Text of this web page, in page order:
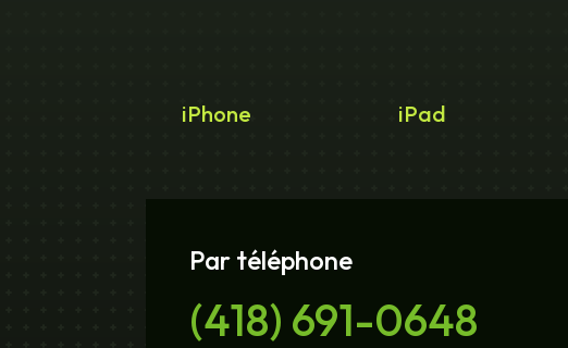
iPhone iPad
Par téléphone
(418) 691-0648